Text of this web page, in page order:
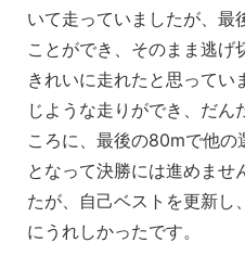
いて走っていましたが、最
ことができ、そのまま逃げ
きれいに走れたと思ってい
じような走りができ、だん
ころに、最後の80mで他
となって決勝には進めませ
たが、自己ベストを更新し
にうれしかったです。